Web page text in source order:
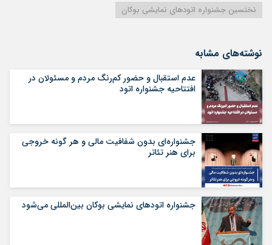
نختسین جشنواره اتودهای نمایشی بوکان
نوشته‌های مشابه
عدم استقبال و حضور کم‌رنگ مردم و مسئولان در
افتتاحیه جشنواره اتود
جشنواره‌ای بدون شفافیت مالی و هر گونه خروجی
برای هنر تئاتر
جشنواره اتودهای نمایشی بوکان بین‌المللی می‌شود